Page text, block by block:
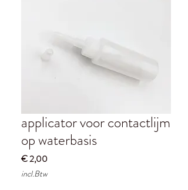
applicator voor contactlijm
op waterbasis
€ 2,00Prijs
incl.Btw